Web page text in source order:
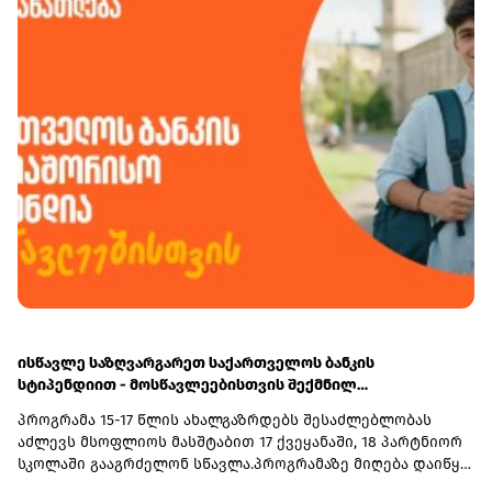
მრავალფეროვან რესურსებს - ბიზნესკურსებს, კვლევებს
და სხვა საჭირო ინფორმაციას ბიზნესის გასავითარებლად.
საქართველოს ფინანსთა სამინისტროს საგამოძიებო
სამსახურს გადაეგზავნა, ხოლო 4 პირი საბაჟო კოდექსის
168-ე მუხლის პირველი ნაწილის შესაბამისად სანქციის
სახით ჯამში - 36 205 ლარით დაჯარიმდა.
ისწავლე საზღვარგარეთ საქართველოს ბანკის
სტიპენდიით - მოსწავლეებისთვის შექმნილ
პროგრამა 15-17 წლის ახალგაზრდებს შესაძლებლობას
აძლევს მსოფლიოს მასშტაბით 17 ქვეყანაში, 18 პარტნიორ
სკოლაში გააგრძელონ სწავლა.პროგრამაზე მიღება დაიწყო